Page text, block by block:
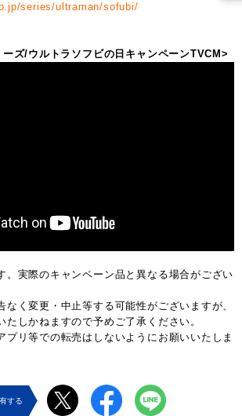
series/ultraman/sofubi/
ズ/ウルトラソフビの日キャンペーンTVCM>
。実際のキャンペーン品と異なる場合がござい
く変更・中止等する可能性がございますが、
たしかねますので予めご了承ください。
リ等での転売はしないようにお願いいたしま
する